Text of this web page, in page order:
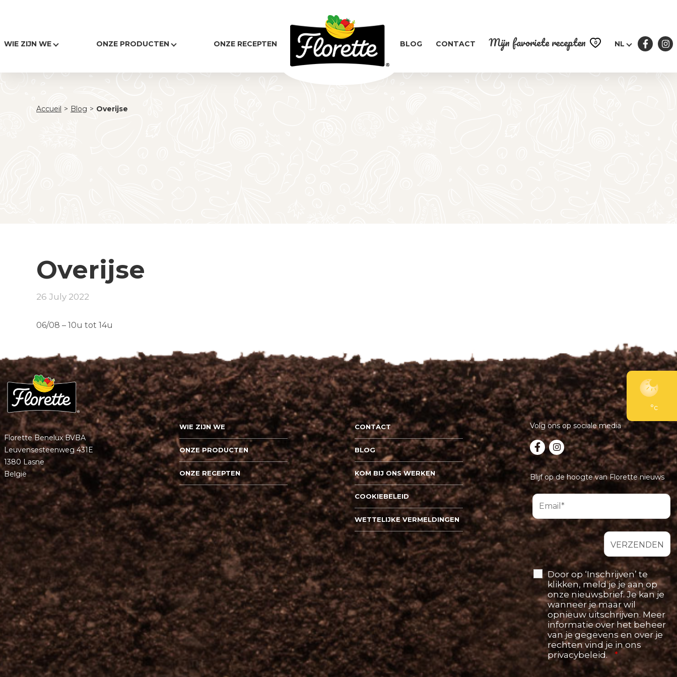
WIE ZIJN WE ONZE PRODUCTEN ONZE RECEPTEN BLOG CONTACT Mijn favoriete recepten 0 NL
°c
Accueil > Blog > Overijse
Overijse
26 July 2022
06/08 – 10u tot 14u
Florette Benelux BVBA
Leuvensesteenweg 431E
1380 Lasne
België
WIE ZIJN WE
ONZE PRODUCTEN
ONZE RECEPTEN
CONTACT
BLOG
KOM BIJ ONS WERKEN
COOKIEBELEID
WETTELIJKE VERMELDINGEN
Volg ons op sociale media
Blijf op de hoogte van Florette nieuws
Door op ‘Inschrijven’ te
klikken, meld je je aan op
onze nieuwsbrief. Je kan je
wanneer je maar wil
opnieuw uitschrijven. Meer
informatie over het beheer
van je gegevens en over je
rechten vind je in ons
privacybeleid. *